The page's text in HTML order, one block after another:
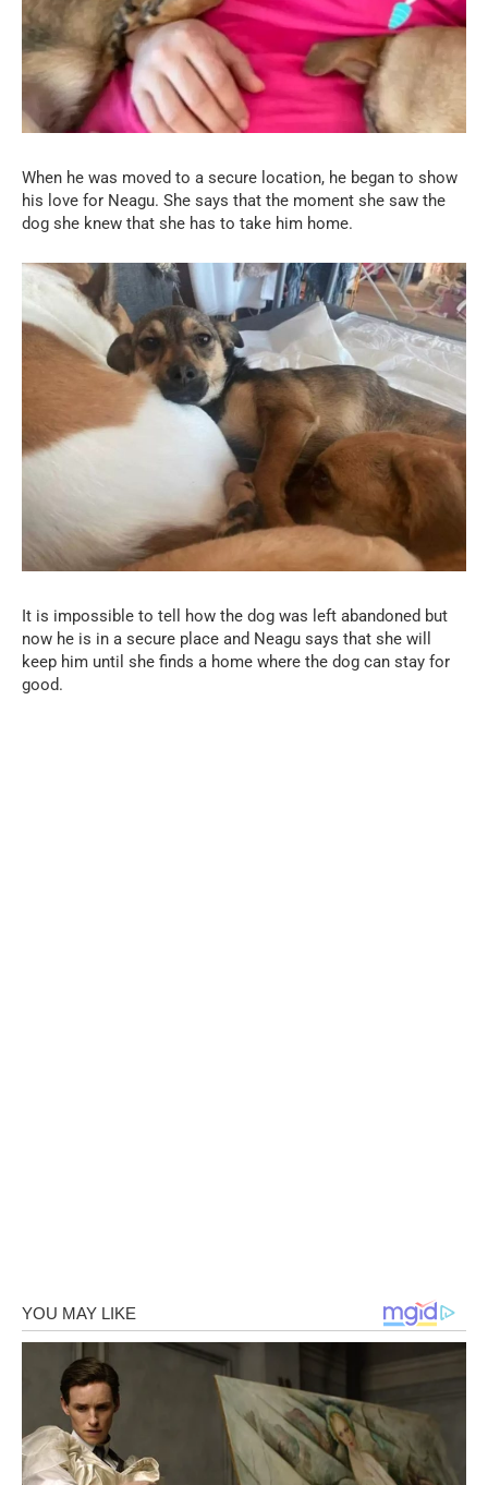
When he was moved to a secure location, he began to show
his love for Neagu. She says that the moment she saw the
dog she knew that she has to take him home.
It is impossible to tell how the dog was left abandoned but
now he is in a secure place and Neagu says that she will
keep him until she finds a home where the dog can stay for
good.